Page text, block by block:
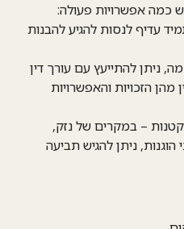
כמה אפשרויות פעולה:
עדיף לנסות להגיע להבנות
ניתן להתייעץ עם עורך דין
הזכויות והאפשרויות
– במקרים של נזק,
ניתן להגיש תביעה